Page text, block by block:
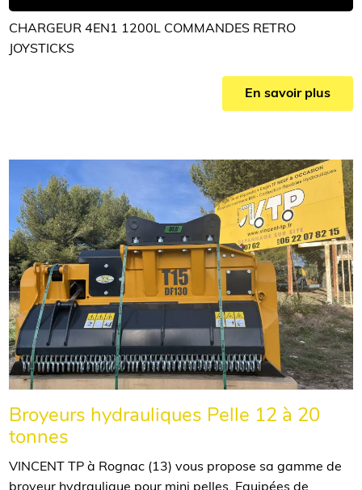
CHARGEUR 4EN1 1200L COMMANDES RETRO
JOYSTICKS
En savoir plus
Broyeurs hydrauliques Pelle 12 à 20
tonnes
VINCENT TP à Rognac (13) vous propose sa gamme de